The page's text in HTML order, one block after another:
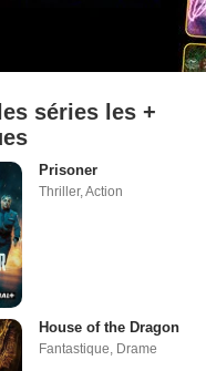
séries les +
Prisoner
Thriller,Action
House of the Dragon
Fantastique, Drame